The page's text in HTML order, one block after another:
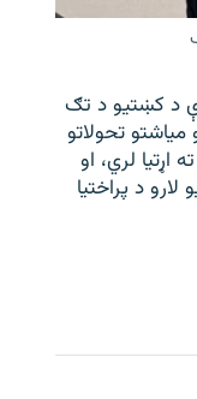
د کښتیو د تګ
تحولاتو
اړتیا لري، او
د پراختیا